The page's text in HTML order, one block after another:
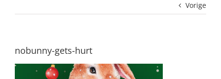
Vorige
nobunny-gets-hurt